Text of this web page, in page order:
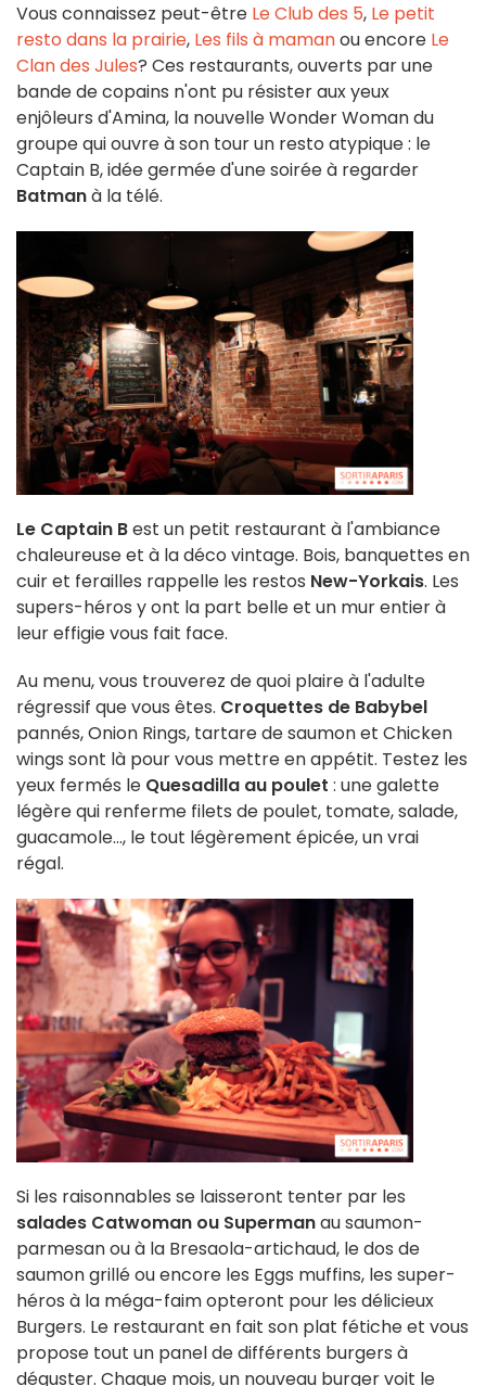
Vous connaissez peut-être Le Club des 5, Le petit
resto dans la prairie, Les fils à mamanou encore Le
Clan des Jules? Ces restaurants, ouverts par une
bande de copains n'ont pu résister aux yeux
enjôleurs d'Amina, la nouvelle Wonder Woman du
groupe qui ouvre à son tour un resto atypique : le
Captain B, idée germée d'une soirée à regarder
Batmanà la télé.
Le Captain Best un petit restaurant à l'ambiance
chaleureuse et à la déco vintage. Bois, banquettes en
cuir et ferailles rappelle les restos New-Yorkais. Les
supers-héros y ont la part belle et un mur entier à
leur effigie vous fait face.
Au menu, vous trouverez de quoi plaire à l'adulte
régressif que vous êtes. Croquettes de Babybel
pannés, Onion Rings, tartare de saumon et Chicken
wings sont là pour vous mettre en appétit. Testez les
yeux fermés le Quesadilla au poulet : une galette
légère qui renferme filets de poulet, tomate, salade,
guacamole..., le tout légèrement épicée, un vrai
régal.
Si les raisonnables se laisseront tenter par les
salades Catwoman ou Supermanau saumon-
parmesan ou à la Bresaola-artichaud, le dos de
saumon grillé ou encore les Eggs muffins, les super-
héros à la méga-faim opteront pour les délicieux
Burgers. Le restaurant en fait son plat fétiche et vous
propose tout un panel de différents burgers à
déguster. Chaque mois, un nouveau burger voit le